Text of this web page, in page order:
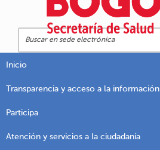
Inicio
Transparencia y acceso a la
Participa
Atención y servicios a la ciudadanía